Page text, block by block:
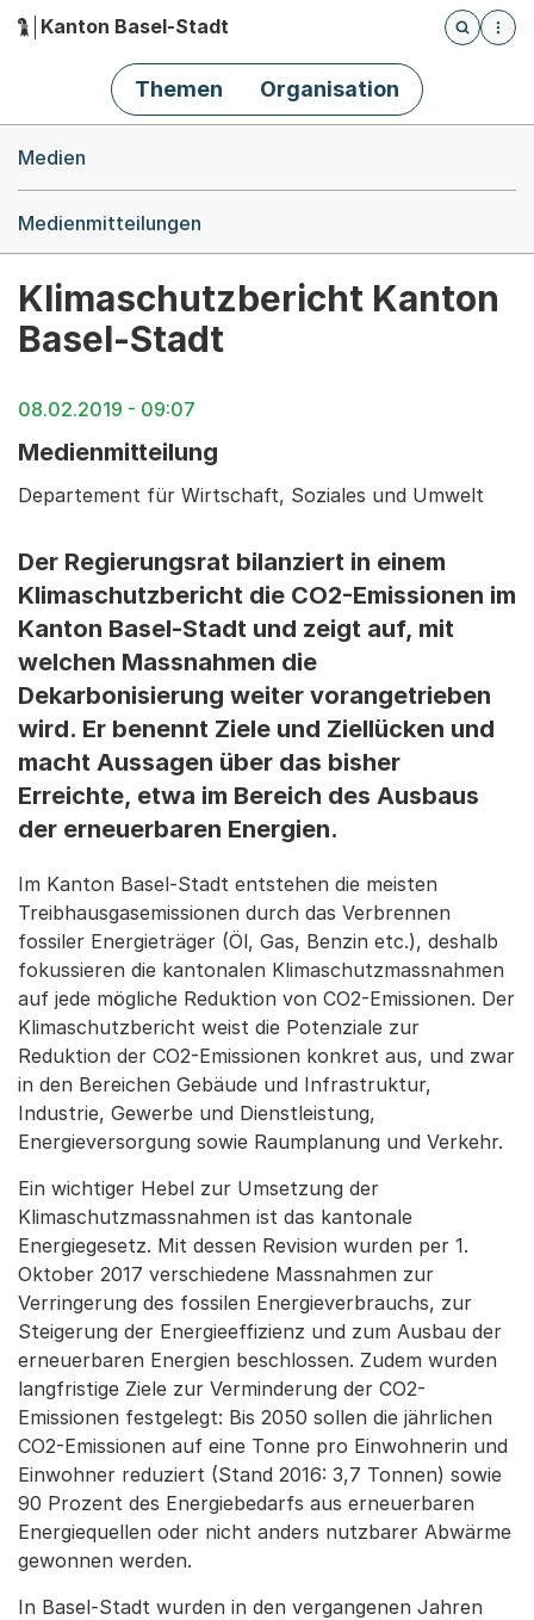
Hauptnavigation
Kanton Basel-Stadt
Öffnet
Themen Organisation
Medien
Medienmitteilungen
Klimaschutzbericht Kanton
Basel-Stadt
08.02.2019 - 09:07
Medienmitteilung
Departement für Wirtschaft, Soziales und Umwelt
Der Regierungsrat bilanziert in einem
Klimaschutzbericht die CO2-Emissionen im
Kanton Basel-Stadt und zeigt auf, mit
welchen Massnahmen die
Dekarbonisierung weiter vorangetrieben
wird. Er benennt Ziele und Ziellücken und
macht Aussagen über das bisher
Erreichte, etwa im Bereich des Ausbaus
der erneuerbaren Energien.
Im Kanton Basel-Stadt entstehen die meisten
Treibhausgasemissionen durch das Verbrennen
fossiler Energieträger (Öl, Gas, Benzin etc.), deshalb
fokussieren die kantonalen Klimaschutzmassnahmen
auf jede mögliche Reduktion von CO2-Emissionen. Der
Klimaschutzbericht weist die Potenziale zur
Reduktion der CO2-Emissionen konkret aus, und zwar
in den Bereichen Gebäude und Infrastruktur,
Industrie, Gewerbe und Dienstleistung,
Energieversorgung sowie Raumplanung und Verkehr.
Ein wichtiger Hebel zur Umsetzung der
Klimaschutzmassnahmen ist das kantonale
Energiegesetz. Mit dessen Revision wurden per 1.
Oktober 2017 verschiedene Massnahmen zur
Verringerung des fossilen Energieverbrauchs, zur
Steigerung der Energieeffizienz und zum Ausbau der
erneuerbaren Energien beschlossen. Zudem wurden
langfristige Ziele zur Verminderung der CO2-
Emissionen festgelegt: Bis 2050 sollen die jährlichen
CO2-Emissionen auf eine Tonne pro Einwohnerin und
Einwohner reduziert (Stand 2016: 3,7 Tonnen) sowie
90 Prozent des Energiebedarfs aus erneuerbaren
Energiequellen oder nicht anders nutzbarer Abwärme
gewonnen werden.
In Basel-Stadt wurden in den vergangenen Jahren